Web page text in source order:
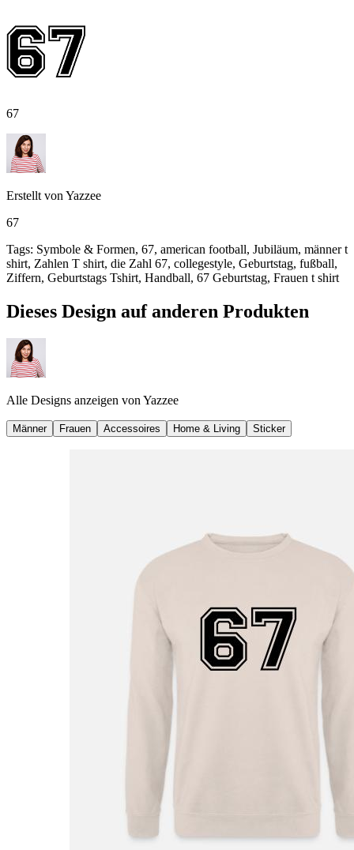
67
Erstellt von Yazzee
67
Tags: Symbole & Formen, 67, american football, Jubiläum, männer t
shirt, Zahlen T shirt, die Zahl 67, collegestyle, Geburtstag, fußball,
Ziffern, Geburtstags Tshirt, Handball, 67 Geburtstag, Frauen t shirt
Dieses Design auf anderen Produkten
Alle Designs anzeigen von Yazzee
Männer Frauen Accessoires Home & Living Sticker